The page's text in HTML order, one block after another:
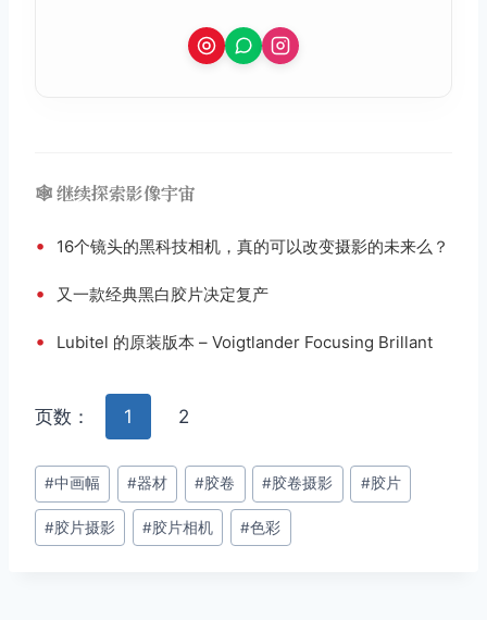
🕸️ 继续探索影像宇宙
• 16个镜头的黑科技相机，真的可以改变摄影的未来么？
• 又一款经典黑白胶片决定复产
• Lubitel 的原装版本 – Voigtlander Focusing Brillant
页数： 1 2
文
章
标
#中画幅 #器材 #胶卷 #胶卷摄影 #胶片
#胶片摄影 #胶片相机 #色彩